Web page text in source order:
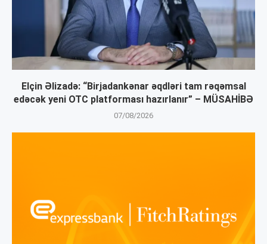
Elçin Əlizadə: “Birjadankənar əqdləri tam rəqəmsal
edəcək yeni OTC platforması hazırlanır” – MÜSAHİBƏ
07/08/2026